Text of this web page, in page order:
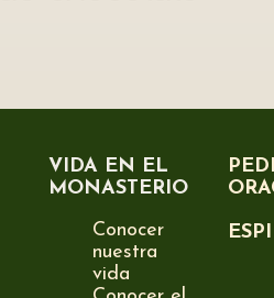
VIDA EN EL
MONASTERIO
Conocer
nuestra
vida